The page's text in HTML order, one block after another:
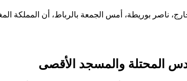
ناصر بوريطة، أمس الجمعة بالرباط، أن المملكة
المحتلة والمسجد الأقصى